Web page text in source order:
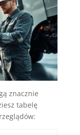
znacznie
tabelę